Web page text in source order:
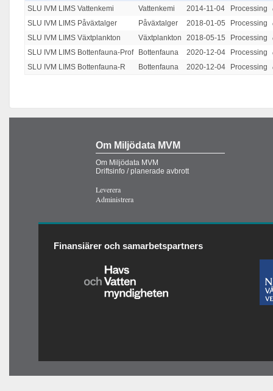
SLU IVM LIMS Vattenkemi
Vattenkemi 2014-11-04 Processing
SLU IVM LIMS Påväxtalger Påväxtalger 2018-01-05 Processing
SLU IVM LIMS Växtplankton Växtplankton 2018-05-15 Processing
SLU IVM LIMS Bottenfauna-Prof Bottenfauna 2020-12-04 Processing
SLU IVM LIMS Bottenfauna-R Bottenfauna 2020-12-04 Processing
Om Miljödata MVM
Om Miljödata MVM
Driftsinfo / planerade avbrott
Leverera
Administrera
Finansiärer och samarbetspartners